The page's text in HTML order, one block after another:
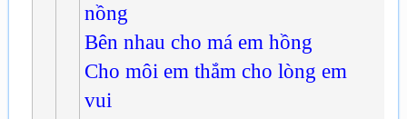
nồng
Bên nhau cho má em hồng
Cho môi em thắm cho lòng em
vui